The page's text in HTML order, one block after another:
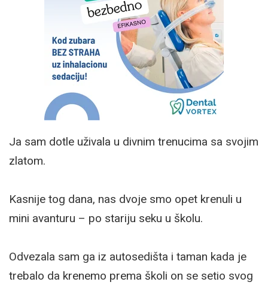
Ja sam dotle uživala u divnim trenucima sa svojim
zlatom.
Kasnije tog dana, nas dvoje smo opet krenuli u
mini avanturu – po stariju seku u školu.
Odvezala sam ga iz autosedišta i taman kada je
trebalo da krenemo prema školi on se setio svog